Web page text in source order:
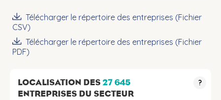
Télécharger le répertoire des entreprises (Fichier
CSV)
Télécharger le répertoire des entreprises (Fichier
PDF)
LOCALISATION DES27 645
ENTREPRISES DU SECTEUR
?